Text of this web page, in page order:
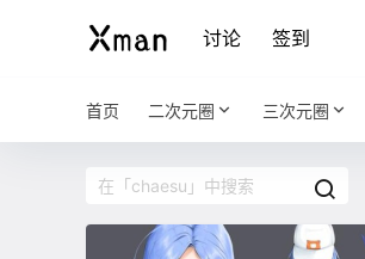
讨论 签到
首页 二次元圈 三次元圈